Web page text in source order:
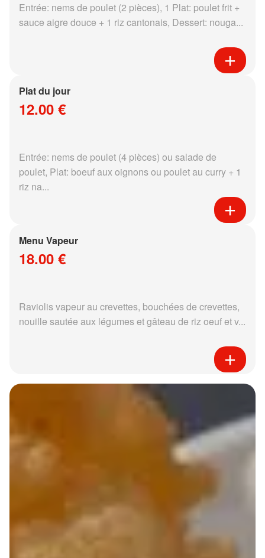
Entrée: nems de poulet (2 pièces), 1 Plat: poulet frit +
sauce aigre douce + 1 riz cantonais, Dessert: nouga...
Plat du jour
12.00 €
Entrée: nems de poulet (4 pièces) ou salade de
poulet, Plat: boeuf aux oignons ou poulet au curry + 1
riz na...
Menu Vapeur
18.00 €
Raviolis vapeur au crevettes, bouchées de crevettes,
nouille sautée aux légumes et gâteau de riz oeuf et v...